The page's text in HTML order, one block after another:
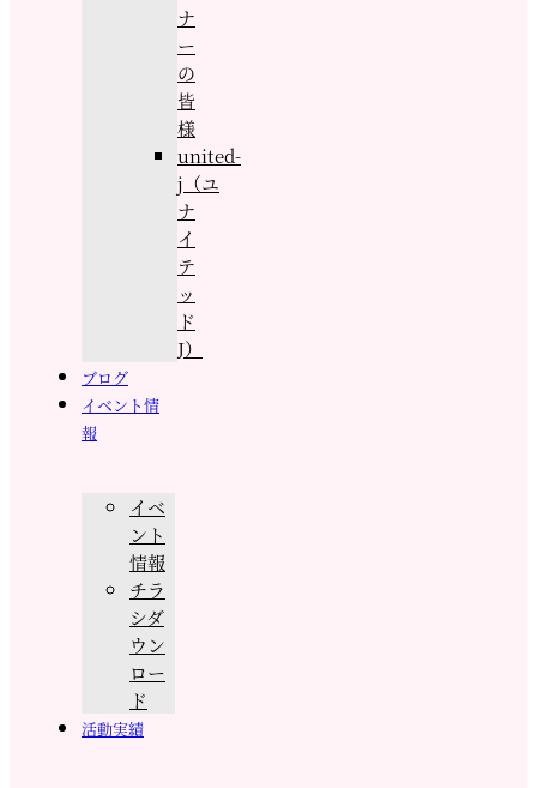
ナ
ー
の
皆
様
united-
j（ユ
ナ
イ
テ
ッ
ド
J）
ブログ
イベント情
報
イベ
ント
情報
チラ
シダ
ウン
ロー
ド
活動実績